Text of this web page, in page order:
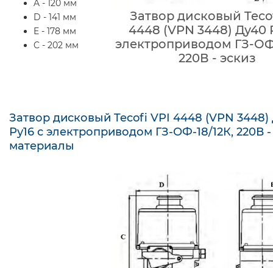
A - 120 мм
D - 141 мм
E - 178 мм
C - 202 мм
Затвор дисковый
4448 (VPN 3448) Ду40
электроприводом ГЗ-
220В - эскиз
Затвор дисковый Tecofi VPI 4448 (VPN 3448)
Ру16 с электроприводом ГЗ-ОФ-18/12К, 220В -
материалы